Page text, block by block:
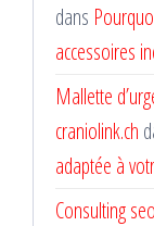
dans
accessoires
Mallette
craniolink.ch
adaptée à
Consulting seo